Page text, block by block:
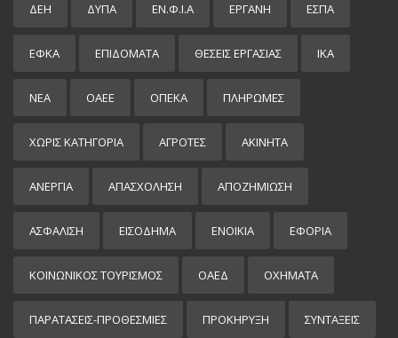
ΔΕΗ ΔΥΠΑ ΕΝ.Φ.Ι.Α ΕΡΓΑΝΗ ΕΣΠΑ
ΕΦΚΑ ΕΠΙΔΌΜΑΤΑ ΘΕΣΕΙΣ ΕΡΓΑΣΙΑΣ ΙΚΑ
ΝΕΑ ΟΑΕΕ ΟΠΕΚΑ ΠΛΗΡΩΜΕΣ
ΧΩΡΊΣ ΚΑΤΗΓΟΡΊΑ ΑΓΡΟΤΕΣ ΑΚΙΝΗΤΑ
ΑΝΕΡΓΙΑ ΑΠΑΣΧΟΛΗΣΗ ΑΠΟΖΗΜΙΩΣΗ
ΑΣΦΑΛΙΣΗ ΕΙΣΌΔΗΜΑ ΕΝΟΙΚΙΑ ΕΦΟΡΙΑ
ΚΟΙΝΩΝΙΚΟΣ ΤΟΥΡΙΣΜΟΣ ΟΑΕΔ ΟΧΗΜΑΤΑ
ΠΑΡΑΤΑΣΕΙΣ-ΠΡΟΘΕΣΜΙΕΣ ΠΡΟΚΉΡΥΞΗ ΣΥΝΤΑΞΕΙΣ